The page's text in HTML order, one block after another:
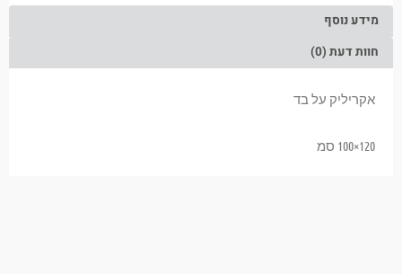
מידע נוסף
חוות דעת (0)
אקריליק על בד
120×100 סמ